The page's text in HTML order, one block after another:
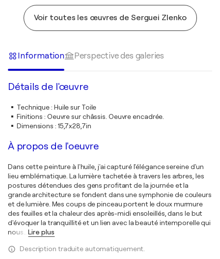
Voir toutes les œuvres de Serguei Zlenko
Information Perspective des galeries
Détails de l'œuvre
Technique: Huile sur Toile
Finitions : Oeuvre sur châssis. Oeuvre encadrée.
Dimensions : 15,7x28,7in
À propos de l'oeuvre
Dans cette peinture à l'huile, j'ai capturé l'élégance sereine d'un
lieu emblématique. La lumière tachetée à travers les arbres, les
postures détendues des gens profitant de la journée et la
grande architecture se fondent dans une symphonie de couleurs
et de lumière. Mes coups de pinceau portent le doux murmure
des feuilles et la chaleur des après-midi ensoleillés, dans le but
d'évoquer la tranquillité et un lien avec la beauté intemporelle qui
nous
Lire plus
Description traduite automatiquement.